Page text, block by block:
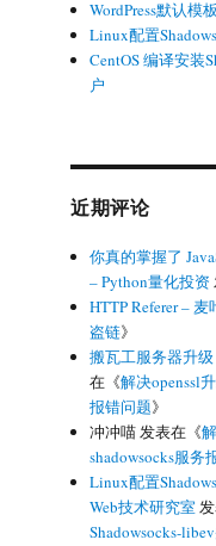
WordPress默认模
Linux配置
CentOS 编译安装
户
近期评论
你真的掌握了
– Python量化投资
HTTP Referer – 麦
盗链》
搬瓦工服务器升级
在《解决openssl
报错问题》
冲冲喵发表在《
shadowsocks服务
Linux配置
Web技术研究室
Shadowsocks-